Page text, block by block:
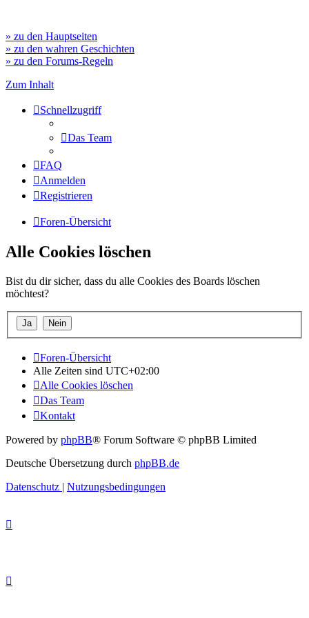
» zu den Hauptseiten
» zu den wahren Geschichten
» zu den Forums-Regeln
Zum Inhalt
Schnellzugriff
Das Team
FAQ
Anmelden
Registrieren
Foren-Übersicht
Alle Cookies löschen
Bist du dir sicher, dass du alle Cookies des Boards löschen
möchtest?
Foren-Übersicht
Alle Zeiten sind UTC+02:00
Alle Cookies löschen
Das Team
Kontakt
Powered by phpBB® Forum Software © phpBB Limited
Deutsche Übersetzung durch phpBB.de
Datenschutz | Nutzungsbedingungen